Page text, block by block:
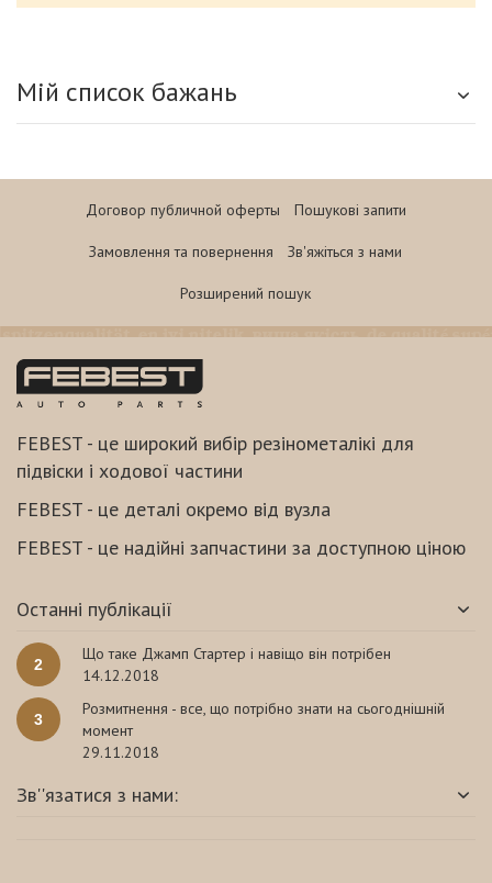
Мій список бажань
Договор публичной оферты Пошукові запити
Замовлення та повернення Зв'яжіться з нами
Розширений пошук
FEBEST - це широкий вибір резінометалікі для
підвіски і ходової частини
FEBEST - це деталі окремо від вузла
FEBEST - це надійні запчастини за доступною ціною
Останні публікації
2
Що таке Джамп Стартер і навіщо він потрібен
14.12.2018
3
Розмитнення - все, що потрібно знати на сьогоднішній
момент
29.11.2018
Зв''язатися з нами: